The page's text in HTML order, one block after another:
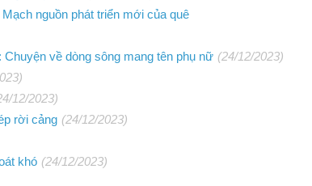
nguồn phát triển mới của quê
về dòng sông mang tên phụ nữ (24/12/2023)
12/2023)
rời cảng (24/12/2023)
khó (24/12/2023)